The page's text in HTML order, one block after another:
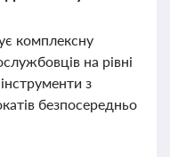
комплексну
на рівні
з
безпосередньо